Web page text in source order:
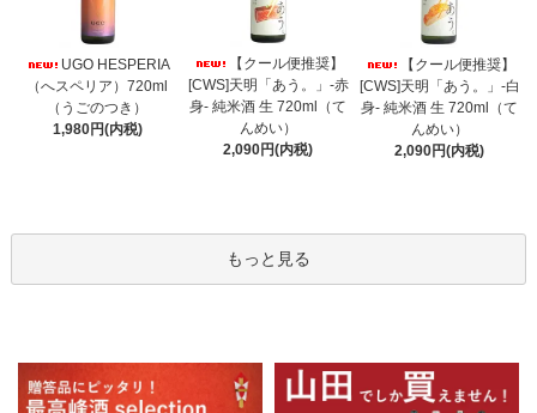
UGO HESPERIA
（へスペリア）720ml
（うごのつき）
1,980円(内税)
【クール便推奨】
[CWS]天明「あう。」-赤
身- 純米酒 生 720ml（て
んめい）
2,090円(内税)
【クール便推奨】
[CWS]天明「あう。」-白
身- 純米酒 生 720ml（て
んめい）
2,090円(内税)
もっと見る